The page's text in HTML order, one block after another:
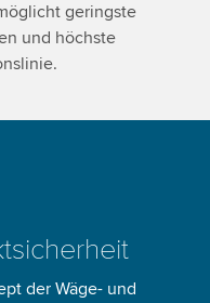
geringste
und höchste
der Wäge- und